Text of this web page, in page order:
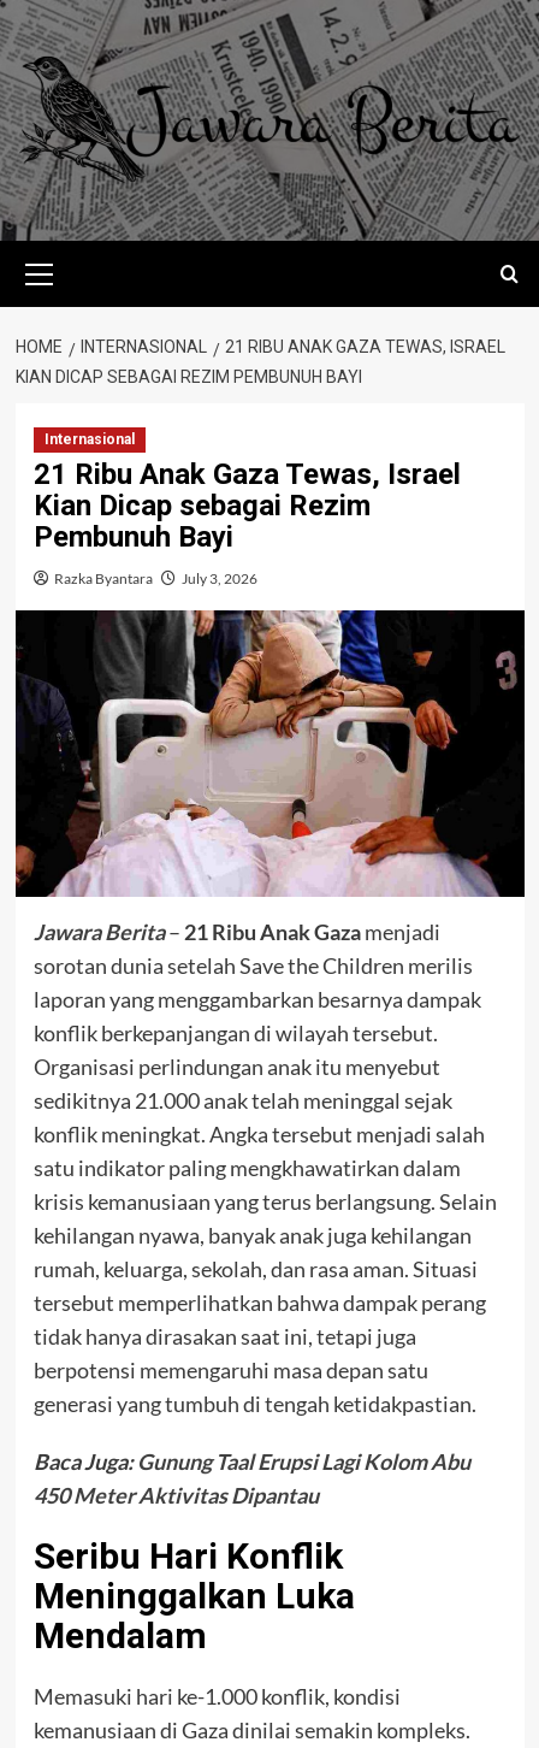
Skip
to
content
Menu
HOME INTERNASIONAL
21 RIBU ANAK GAZA TEWAS, ISRAEL
KIAN DICAP SEBAGAI REZIM PEMBUNUH BAYI
Internasional
21 Ribu Anak Gaza Tewas, Israel
Kian Dicap sebagai Rezim
Pembunuh Bayi
Razka Byantara July 3, 2026
Jawara Berita– 21 Ribu Anak Gazamenjadi
sorotan dunia setelah Save the Children merilis
laporan yang menggambarkan besarnya dampak
konflik berkepanjangan di wilayah tersebut.
Organisasi perlindungan anak itu menyebut
sedikitnya 21.000 anak telah meninggal sejak
konflik meningkat. Angka tersebut menjadi salah
satu indikator paling mengkhawatirkan dalam
krisis kemanusiaan yang terus berlangsung. Selain
kehilangan nyawa, banyak anak juga kehilangan
rumah, keluarga, sekolah, dan rasa aman. Situasi
tersebut memperlihatkan bahwa dampak perang
tidak hanya dirasakan saat ini, tetapi juga
berpotensi memengaruhi masa depan satu
generasi yang tumbuh di tengah ketidakpastian.
Baca Juga:Gunung Taal Erupsi Lagi Kolom Abu
450 Meter Aktivitas Dipantau
Seribu Hari Konflik
Meninggalkan Luka
Mendalam
Memasuki hari ke-1.000 konflik, kondisi
kemanusiaan di Gaza dinilai semakin kompleks.